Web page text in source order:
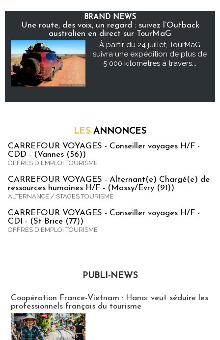
BRAND NEWS
Une route, des voix, un regard : suivez l’Outback
australien en direct sur TourMaG
À partir du 24 juillet, TourMaG
suivra une expédition de plus de
5 000 kilomètres à travers...
LES ANNONCES
CARREFOUR VOYAGES - Conseiller voyages H/F -
CDD - (Vannes (56))
OFFRES D'EMPLOI TOURISME
CARREFOUR VOYAGES - Alternant(e) Chargé(e) de
ressources humaines H/F - (Massy/Evry (91))
ALTERNANCE / STAGES TOURISME
CARREFOUR VOYAGES - Conseiller voyages H/F -
CDI - (St Brice (77))
OFFRES D'EMPLOI TOURISME
PUBLI-NEWS
Coopération France-Vietnam : Hanoï veut séduire les
professionnels français du tourisme